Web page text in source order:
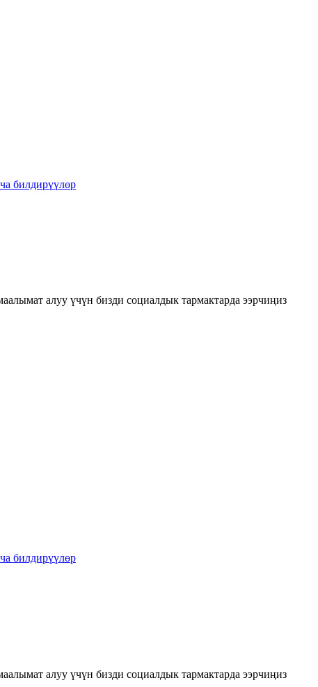
билдирүүлөр
алуу үчүн бизди социалдык тармактарда ээрчиңиз
билдирүүлөр
алуу үчүн бизди социалдык тармактарда ээрчиңиз